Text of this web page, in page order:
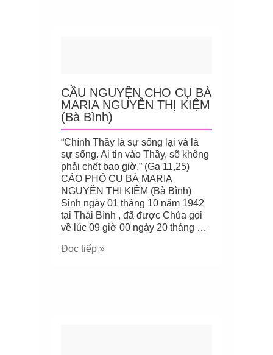
CẦU NGUYỆN CHO CỤ BÀ
MARIA NGUYỄN THỊ KIỆM
(Bà Bình)
“Chính Thầy là sự sống lại và là
sự sống. Ai tin vào Thầy, sẽ không
phải chết bao giờ.” (Ga 11,25)
CÁO PHÓ CỤ BÀ MARIA
NGUYỄN THỊ KIỆM (Bà Bình)
Sinh ngày 01 tháng 10 năm 1942
tại Thái Bình , đã được Chúa gọi
về lúc 09 giờ 00 ngày 20 tháng …
Đọc tiếp »